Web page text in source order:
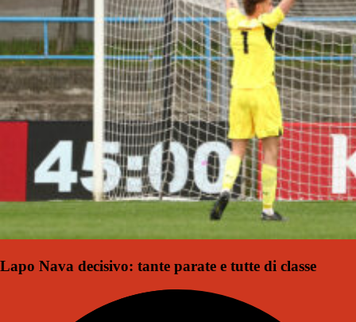
Lapo Nava decisivo: tante parate e tutte di classe